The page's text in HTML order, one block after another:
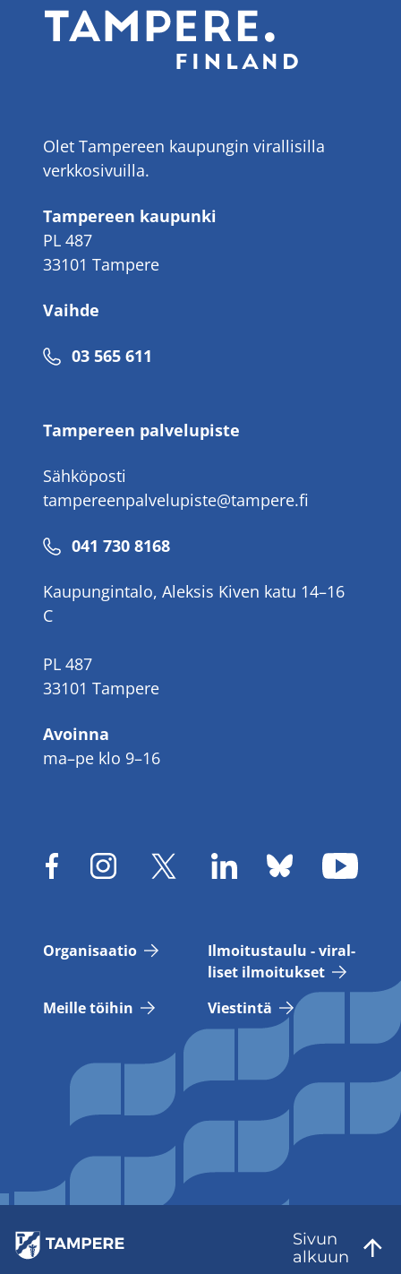
Olet Tampereen kaupungin virallisilla
verkkosivuilla.
Tampereen kaupunki
PL 487
33101 Tampere
Vaihde
Puhelinnumero
03 565 611
Tampereen palvelupiste
Sähköposti
tampereenpalvelupiste@tampere.fi
Puhelinnumero
041 730 8168
Kaupungintalo, Aleksis Kiven katu 14–16
C
PL 487
33101 Tampere
Avoinna
ma–pe klo 9–16
Or­ga­ni­saa­tio
Il­moi­tus­tau­lu - vi­ral­
li­set il­moi­tuk­set
Meil­le töi­hin
Vies­tin­tä
Sivun
al­kuun